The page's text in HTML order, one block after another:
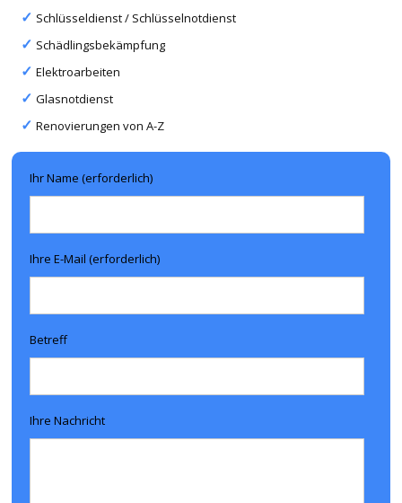
Schlüsseldienst / Schlüsselnotdienst
Schädlingsbekämpfung
Elektroarbeiten
Glasnotdienst
Renovierungen von A-Z
Ihr Name (erforderlich)
Ihre E-Mail (erforderlich)
Betreff
Ihre Nachricht